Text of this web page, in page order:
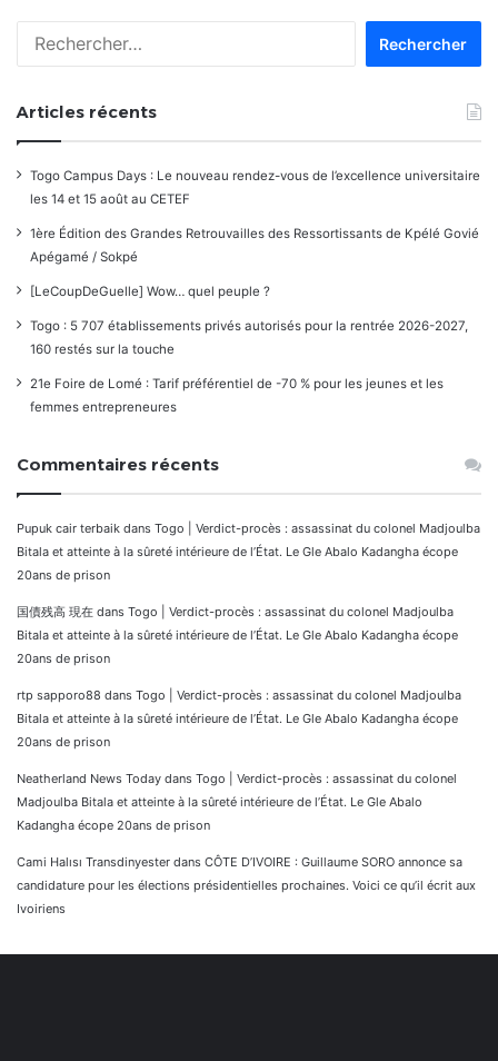
Articles récents
Togo Campus Days : Le nouveau rendez-vous de l’excellence universitaire
les 14 et 15 août au CETEF
1ère Édition des Grandes Retrouvailles des Ressortissants de Kpélé Govié
Apégamé / Sokpé
[LeCoupDeGuelle] Wow… quel peuple ?
Togo : 5 707 établissements privés autorisés pour la rentrée 2026-2027,
160 restés sur la touche
21e Foire de Lomé : Tarif préférentiel de -70 % pour les jeunes et les
femmes entrepreneures
Commentaires récents
Pupuk cair terbaik dans Togo | Verdict-procès : assassinat du colonel Madjoulba
Bitala et atteinte à la sûreté intérieure de l’État. Le Gle Abalo Kadangha écope
20ans de prison
国債残高 現在 dans Togo | Verdict-procès : assassinat du colonel Madjoulba
Bitala et atteinte à la sûreté intérieure de l’État. Le Gle Abalo Kadangha écope
20ans de prison
rtp sapporo88 dans Togo | Verdict-procès : assassinat du colonel Madjoulba
Bitala et atteinte à la sûreté intérieure de l’État. Le Gle Abalo Kadangha écope
20ans de prison
Neatherland News Today dans Togo | Verdict-procès : assassinat du colonel
Madjoulba Bitala et atteinte à la sûreté intérieure de l’État. Le Gle Abalo
Kadangha écope 20ans de prison
Cami Halısı Transdinyester dans CÔTE D’IVOIRE : Guillaume SORO annonce sa
candidature pour les élections présidentielles prochaines. Voici ce qu’il écrit aux
Ivoiriens